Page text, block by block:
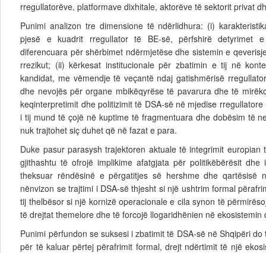
rregullatorëve, platformave dixhitale, aktorëve të sektorit privat
Punimi analizon tre dimensione të ndërlidhura: (i)
pjesë e kuadrit rregullator të BE-së, përfshirë detyrimet
diferencuara për shërbimet ndërmjetëse dhe sistemin e
rrezikut; (ii) kërkesat institucionale për zbatimin e tij në
kandidat, me vëmendje të veçantë ndaj gatishmërisë
dhe nevojës për organe mbikëqyrëse të pavarura dhe të
keqinterpretimit dhe politizimit të DSA-së në mjedise
i tij mund të çojë në kuptime të fragmentuara dhe dobësim të
nuk trajtohet siç duhet që në fazat e para.
Duke pasur parasysh trajektoren aktuale të integrimit europian
gjithashtu të ofrojë implikime afatgjata për politikëbërësit dhe
theksuar rëndësinë e përgatitjes së hershme dhe qartësisë
nënvizon se trajtimi i DSA-së thjesht si një ushtrim formal
tij thelbësor si një kornizë operacionale e cila synon të
të drejtat themelore dhe të forcojë llogaridhënien në ekosistemin
Punimi përfundon se suksesi i zbatimit të DSA-së në Shqipëri
për të kaluar përtej përafrimit formal, drejt ndërtimit të një